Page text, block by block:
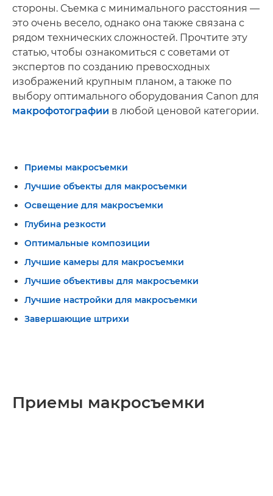
стороны. Съемка с минимального расстояния —
это очень весело, однако она также связана с
рядом технических сложностей. Прочтите эту
статью, чтобы ознакомиться с советами от
экспертов по созданию превосходных
изображений крупным планом, а также по
выбору оптимального оборудования Canon для
макрофотографии в любой ценовой категории.
Приемы макросъемки
Лучшие объекты для макросъемки
Освещение для макросъемки
Глубина резкости
Оптимальные композиции
Лучшие камеры для макросъемки
Лучшие объективы для макросъемки
Лучшие настройки для макросъемки
Завершающие штрихи
Приемы макросъемки